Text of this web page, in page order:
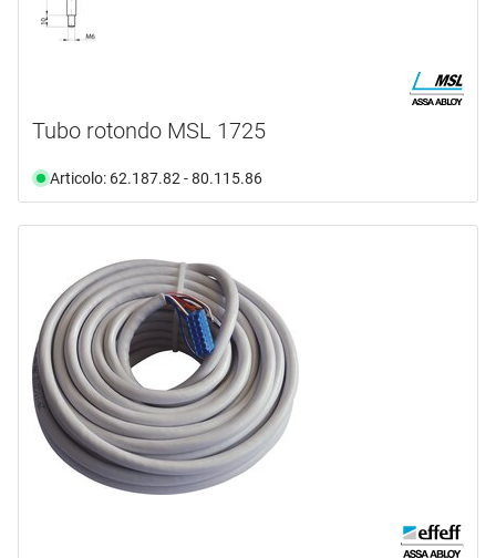
Tubo rotondo MSL 1725
Articolo: 62.187.82 - 80.115.86